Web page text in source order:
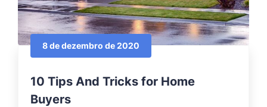
8 de dezembro de 2020
10 Tips And Tricks for Home
Buyers